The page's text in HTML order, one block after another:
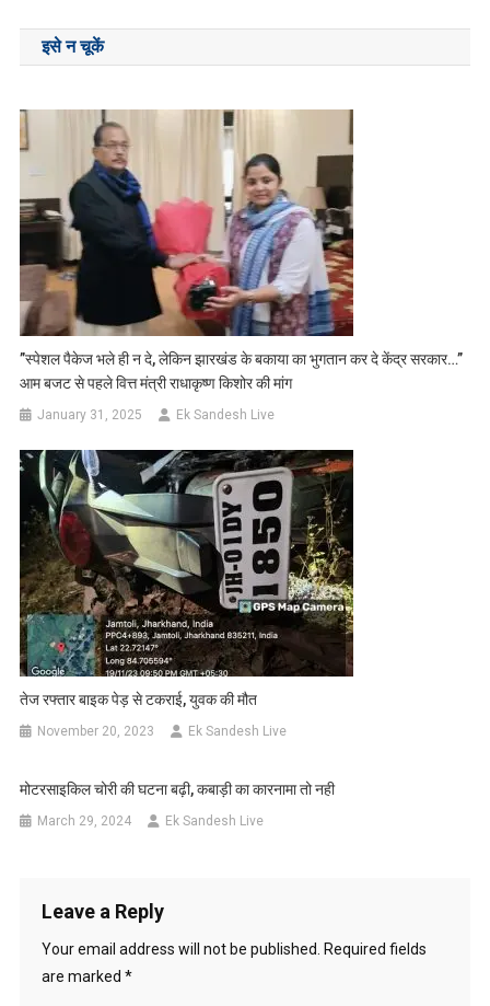
navigation
इसे न चूकें
”स्पेशल पैकेज भले ही न दे, लेकिन झारखंड के बकाया का भुगतान कर दे केंद्र सरकार…”
आम बजट से पहले वित्त मंत्री राधाकृष्ण किशोर की मांग
January 31, 2025 Ek Sandesh Live
तेज रफ्तार बाइक पेड़ से टकराई, युवक की मौत
November 20, 2023 Ek Sandesh Live
मोटरसाइकिल चोरी की घटना बढ़ी, कबाड़ी का कारनामा तो नही
March 29, 2024 Ek Sandesh Live
Leave a Reply
Your email address will not be published. Required fields
are marked *